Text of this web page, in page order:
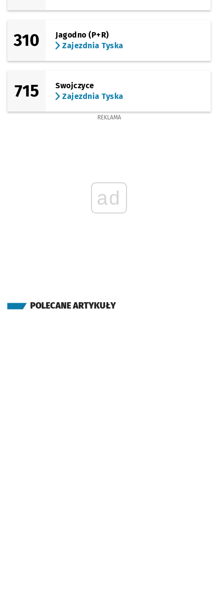
310
Jagodno (P+R)
Zajezdnia Tyska
715
Swojczyce
Zajezdnia Tyska
REKLAMA
ad
POLECANE ARTYKUŁY